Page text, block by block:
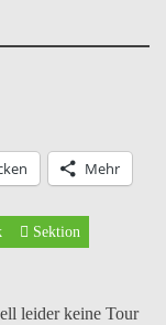
Mehr
Sektion
leider keine Tour